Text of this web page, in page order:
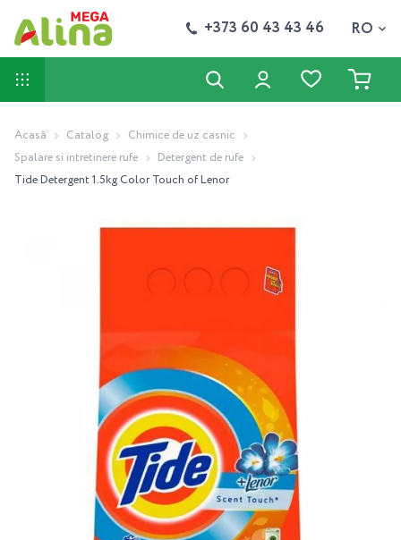
+373 60 43 43 46 RO
Acasă Catalog
Chimice de uz casnic
Spalare si intretinere rufe
Detergent de rufe
Tide Detergent 1.5kg Color Touch of Lenor